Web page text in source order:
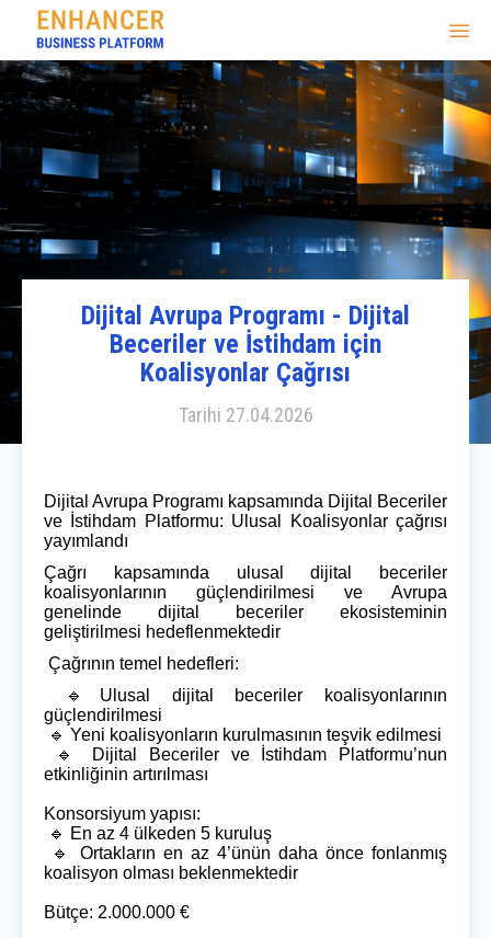
Dijital Avrupa Programı - Dijital
Beceriler ve İstihdam için
Koalisyonlar Çağrısı
Tarihi 27.04.2026
Dijital Avrupa Programı kapsamında Dijital Beceriler
ve İstihdam Platformu: Ulusal Koalisyonlar çağrısı
yayımlandı
Çağrı kapsamında ulusal dijital beceriler
koalisyonlarının güçlendirilmesi ve Avrupa
genelinde dijital beceriler ekosisteminin
geliştirilmesi hedeflenmektedir
Çağrının temel hedefleri:
🔹 Ulusal dijital beceriler koalisyonlarının
güçlendirilmesi
🔹 Yeni koalisyonların kurulmasının teşvik edilmesi
🔹
Dijital Beceriler ve İstihdam Platformu’nun
etkinliğinin artırılması
Konsorsiyum yapısı:
🔹 En az 4 ülkeden 5 kuruluş
🔹
Ortakların en az 4’ünün daha önce fonlanmış
koalisyon olması beklenmektedir
Bütçe: 2.000.000 €